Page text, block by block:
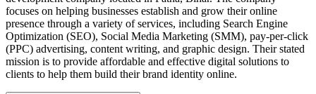
focuses on helping businesses establish and grow their online
presence through a variety of services, including Search Engine
Optimization (SEO), Social Media Marketing (SMM), pay-per-click
(PPC) advertising, content writing, and graphic design. Their stated
mission is to provide affordable and effective digital solutions to
clients to help them build their brand identity online.